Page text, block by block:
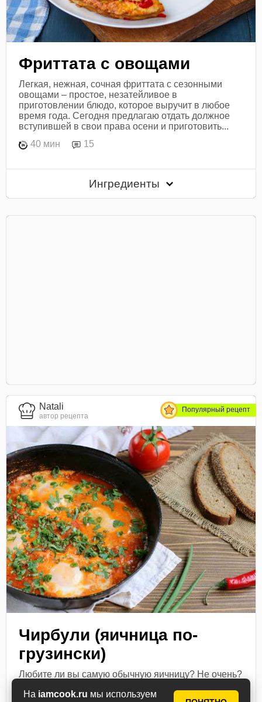
На iamcook.ru мы используем
Фриттата с овощами
Легкая, нежная, сочная фриттата с сезонными
овощами – простое, незатейливое в
приготовлении блюдо, которое выручит в любое
время года. Сегодня предлагаю отдать должное
вступившей в свои права осени и приготовить...
40 мин
15
Ингредиенты
Natali
автор рецепта
Популярный рецепт
Чирбули (яичница по-
грузински)
Любите ли вы самую обычную яичницу? Не очень?
когда, кроме яиц, в этом блюде много соуса из